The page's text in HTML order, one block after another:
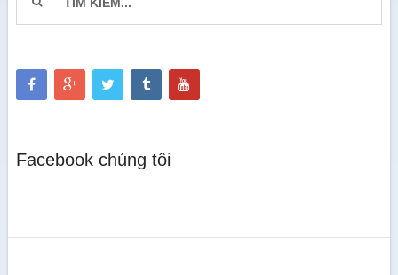
Facebook chúng tôi